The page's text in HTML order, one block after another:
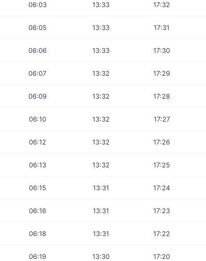
06:03 13:33 17:32
06:05 13:33 17:31
06:06 13:33 17:30
06:07 13:32 17:29
06:09 13:32 17:28
06:10 13:32 17:27
06:12 13:32 17:26
06:13 13:32 17:25
06:15 13:31 17:24
06:16 13:31 17:23
06:18 13:31 17:22
06:19 13:30 17:20